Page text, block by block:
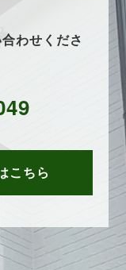
わせくださ
こちら